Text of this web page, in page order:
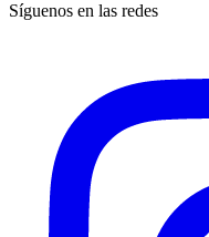
Síguenos en las redes